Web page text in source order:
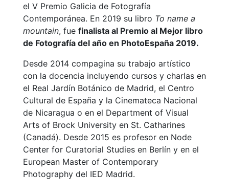
el V Premio Galicia de Fotografía
Contemporánea. En 2019 su libro To name a
mountain, fue finalista al Premio al Mejor libro
de Fotografía del año en PhotoEspaña 2019.
Desde 2014 compagina su trabajo artístico
con la docencia incluyendo cursos y charlas en
el Real Jardín Botánico de Madrid, el Centro
Cultural de España y la Cinemateca Nacional
de Nicaragua o en el Department of Visual
Arts of Brock University en St. Catharines
(Canadá). Desde 2015 es profesor en Node
Center for Curatorial Studies en Berlín y en el
European Master of Contemporary
Photography del IED Madrid.